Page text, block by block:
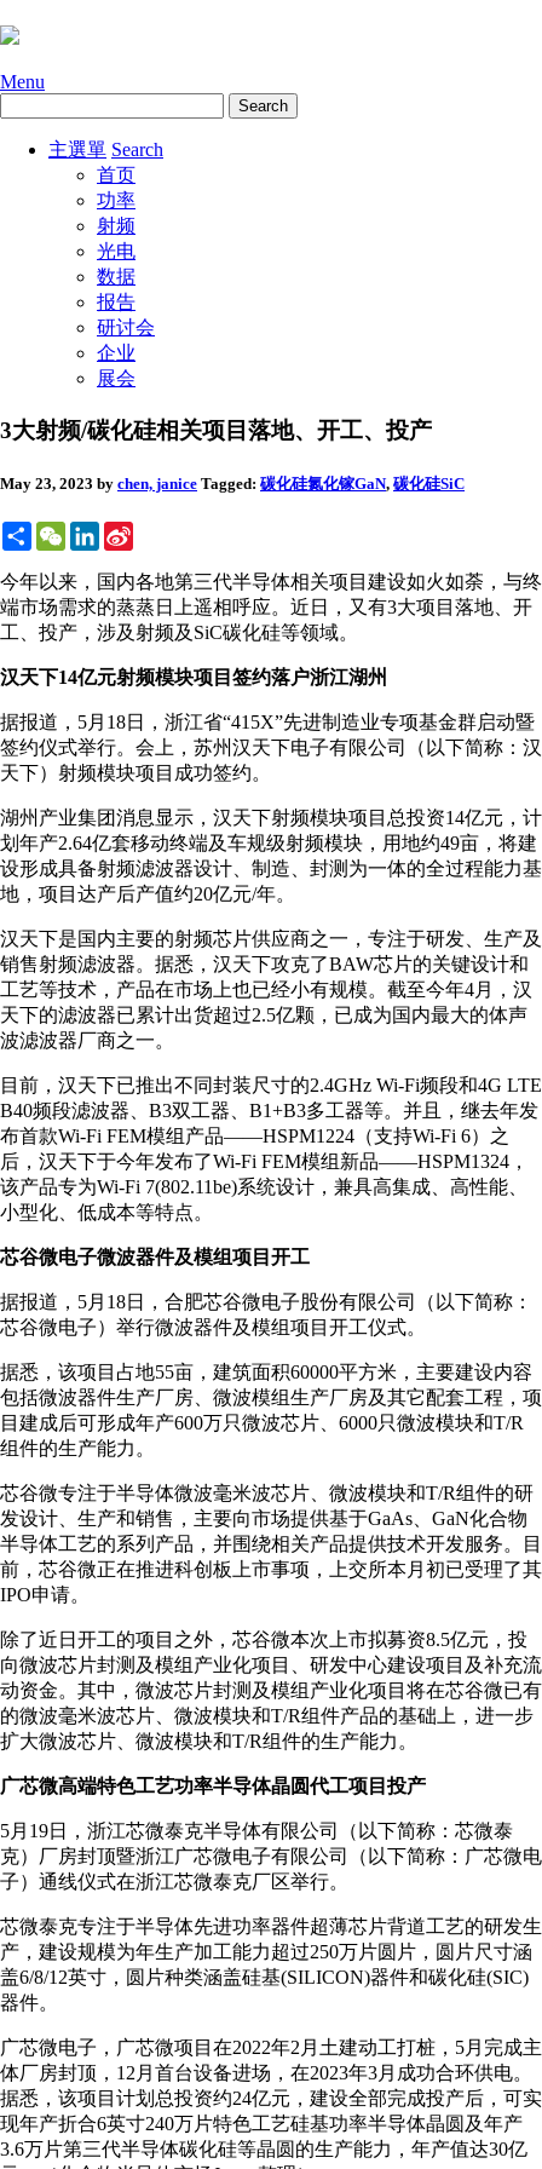
Menu
主選單 Search
首页
功率
射频
光电
数据
报告
研讨会
企业
展会
3大射频/碳化硅相关项目落地、开工、投产
May 23, 2023 by chen, janice Tagged: 碳化硅氮化镓GaN, 碳化硅SiC
ShareWeChatLinkedIn
今年以来，国内各地第三代半导体相关项目建设如火如荼，与终
端市场需求的蒸蒸日上遥相呼应。近日，又有3大项目落地、开
工、投产，涉及射频及SiC碳化硅等领域。
汉天下14亿元射频模块项目签约落户浙江湖州
据报道，5月18日，浙江省“415X”先进制造业专项基金群启动暨
签约仪式举行。会上，苏州汉天下电子有限公司（以下简称：汉
天下）射频模块项目成功签约。
湖州产业集团消息显示，汉天下射频模块项目总投资14亿元，计
划年产2.64亿套移动终端及车规级射频模块，用地约49亩，将建
设形成具备射频滤波器设计、制造、封测为一体的全过程能力基
地，项目达产后产值约20亿元/年。
汉天下是国内主要的射频芯片供应商之一，专注于研发、生产及
销售射频滤波器。据悉，汉天下攻克了BAW芯片的关键设计和
工艺等技术，产品在市场上也已经小有规模。截至今年4月，汉
天下的滤波器已累计出货超过2.5亿颗，已成为国内最大的体声
波滤波器厂商之一。
目前，汉天下已推出不同封装尺寸的2.4GHz Wi-Fi频段和4G LTE
B40频段滤波器、B3双工器、B1+B3多工器等。并且，继去年发
布首款Wi-Fi FEM模组产品——HSPM1224（支持Wi-Fi 6）之
后，汉天下于今年发布了Wi-Fi FEM模组新品——HSPM1324，
该产品专为Wi-Fi 7(802.11be)系统设计，兼具高集成、高性能、
小型化、低成本等特点。
芯谷微电子微波器件及模组项目开工
据报道，5月18日，合肥芯谷微电子股份有限公司（以下简称：
芯谷微电子）举行微波器件及模组项目开工仪式。
据悉，该项目占地55亩，建筑面积60000平方米，主要建设内容
包括微波器件生产厂房、微波模组生产厂房及其它配套工程，项
目建成后可形成年产600万只微波芯片、6000只微波模块和T/R
组件的生产能力。
芯谷微专注于半导体微波毫米波芯片、微波模块和T/R组件的研
发设计、生产和销售，主要向市场提供基于GaAs、GaN化合物
半导体工艺的系列产品，并围绕相关产品提供技术开发服务。目
前，芯谷微正在推进科创板上市事项，上交所本月初已受理了其
IPO申请。
除了近日开工的项目之外，芯谷微本次上市拟募资8.5亿元，投
向微波芯片封测及模组产业化项目、研发中心建设项目及补充流
动资金。其中，微波芯片封测及模组产业化项目将在芯谷微已有
的微波毫米波芯片、微波模块和T/R组件产品的基础上，进一步
扩大微波芯片、微波模块和T/R组件的生产能力。
广芯微高端特色工艺功率半导体晶圆代工项目投产
5月19日，浙江芯微泰克半导体有限公司（以下简称：芯微泰
克）厂房封顶暨浙江广芯微电子有限公司（以下简称：广芯微电
子）通线仪式在浙江芯微泰克厂区举行。
芯微泰克专注于半导体先进功率器件超薄芯片背道工艺的研发生
产，建设规模为年生产加工能力超过250万片圆片，圆片尺寸涵
盖6/8/12英寸，圆片种类涵盖硅基(SILICON)器件和碳化硅(SIC)
器件。
广芯微电子，广芯微项目在2022年2月土建动工打桩，5月完成主
体厂房封顶，12月首台设备进场，在2023年3月成功合环供电。
据悉，该项目计划总投资约24亿元，建设全部完成投产后，可实
现年产折合6英寸240万片特色工艺硅基功率半导体晶圆及年产
3.6万片第三代半导体碳化硅等晶圆的生产能力，年产值达30亿